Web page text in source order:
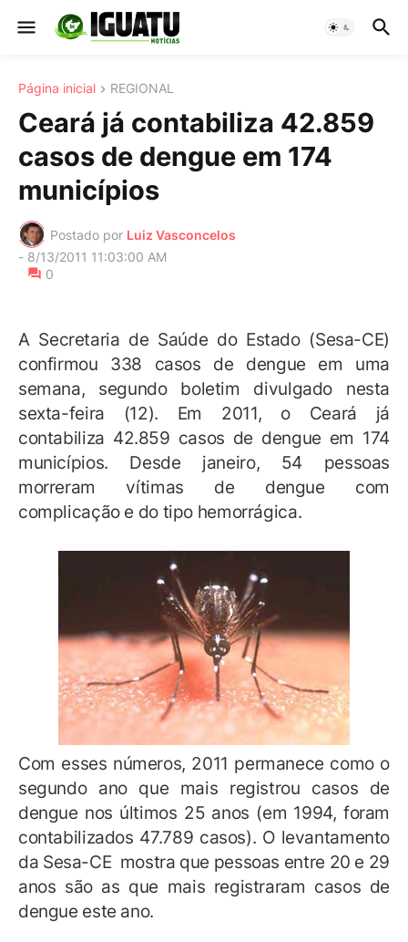
Página inicial REGIONAL
Ceará já contabiliza 42.859
casos de dengue em 174
municípios
Postado por Luiz Vasconcelos
- 8/13/2011 11:03:00 AM
0
A Secretaria de Saúde do Estado (Sesa-CE)
confirmou 338 casos de dengue em uma
semana, segundo boletim divulgado nesta
sexta-feira (12). Em 2011, o Ceará já
contabiliza 42.859 casos de dengue em 174
municípios. Desde janeiro, 54 pessoas
morreram vítimas de dengue com
complicação e do tipo hemorrágica.
Com esses números, 2011 permanece como o
segundo ano que mais registrou casos de
dengue nos últimos 25 anos (em 1994, foram
contabilizados 47.789 casos). O levantamento
da Sesa-CE mostra que pessoas entre 20 e 29
anos são as que mais registraram casos de
dengue este ano.